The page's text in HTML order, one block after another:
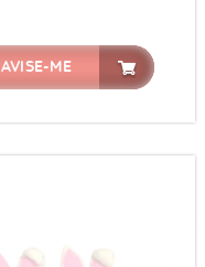
AVISE-ME